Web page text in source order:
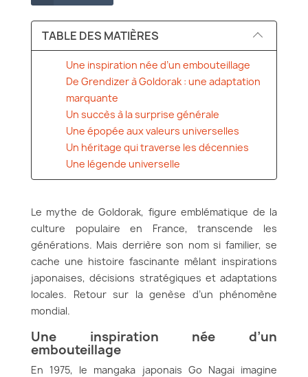
TABLE DES MATIÈRES
Une inspiration née d’un embouteillage
De Grendizer à Goldorak : une adaptation
marquante
Un succès à la surprise générale
Une épopée aux valeurs universelles
Un héritage qui traverse les décennies
Une légende universelle
Le mythe de Goldorak, figure emblématique de la
culture populaire en France, transcende les
générations. Mais derrière son nom si familier, se
cache une histoire fascinante mêlant inspirations
japonaises, décisions stratégiques et adaptations
locales. Retour sur la genèse d’un phénomène
mondial.
Une inspiration née d’un
embouteillage
En 1975, le mangaka japonais Go Nagai imagine